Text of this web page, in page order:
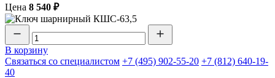
Цена 8 540 ₽
В корзину
Связаться со специалистом +7 (495) 902-55-20 +7 (812) 640-19-
40